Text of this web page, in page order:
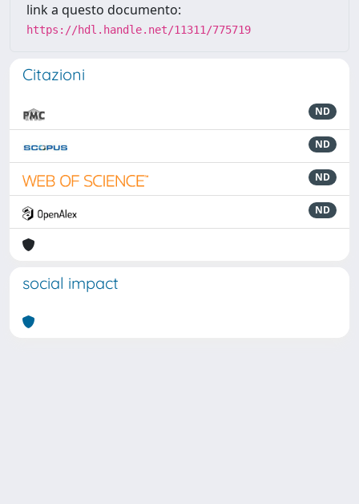
link a questo documento:
https://hdl.handle.net/11311/775719
Citazioni
ND
ND
ND
ND
social impact